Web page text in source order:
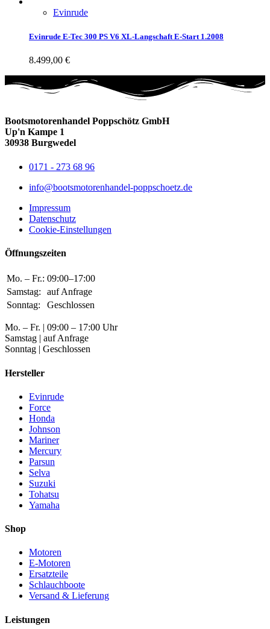
Evinrude
Evinrude E-Tec 300 PS V6 XL-Langschaft E-Start 1.2008
8.499,00 €
Bootsmotorenhandel Poppschötz GmbH
Up'n Kampe 1
30938 Burgwedel
0171 - 273 68 96
info@bootsmotorenhandel-poppschoetz.de
Impressum
Datenschutz
Cookie-Einstellungen
Öffnungszeiten
Mo. – Fr.: 09:00–17:00
Samstag:
auf Anfrage
Sonntag:
Geschlossen
Mo. – Fr. | 09:00 – 17:00 Uhr
Samstag | auf Anfrage
Sonntag | Geschlossen
Hersteller
Evinrude
Force
Honda
Johnson
Mariner
Mercury
Parsun
Selva
Suzuki
Tohatsu
Yamaha
Shop
Motoren
E-Motoren
Ersatzteile
Schlauchboote
Versand & Lieferung
Leistungen